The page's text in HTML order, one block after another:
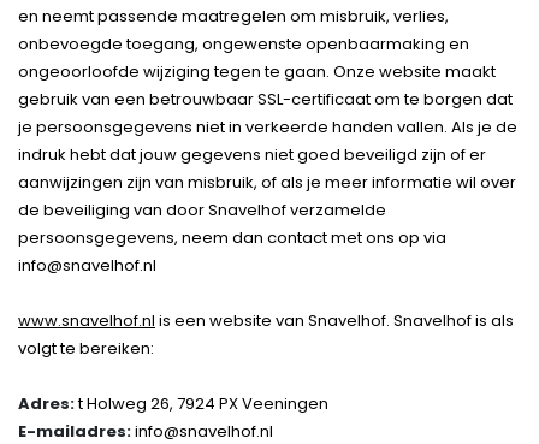
en neemt passende maatregelen om misbruik, verlies,
onbevoegde toegang, ongewenste openbaarmaking en
ongeoorloofde wijziging tegen te gaan. Onze website maakt
gebruik van een betrouwbaar SSL-certificaat om te borgen dat
je persoonsgegevens niet in verkeerde handen vallen. Als je de
indruk hebt dat jouw gegevens niet goed beveiligd zijn of er
aanwijzingen zijn van misbruik, of als je meer informatie wil over
de beveiliging van door Snavelhof verzamelde
persoonsgegevens, neem dan contact met ons op via
info@snavelhof.nl
www.snavelhof.nl is een website van Snavelhof. Snavelhof is als
volgt te bereiken:
Adres:t Holweg 26, 7924 PX Veeningen
E-mailadres:info@snavelhof.nl